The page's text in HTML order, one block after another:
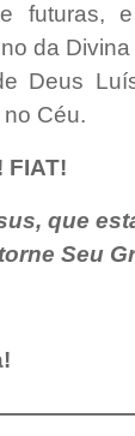
futuras,
da
Deus
Céu.
FIAT!
que
Seu